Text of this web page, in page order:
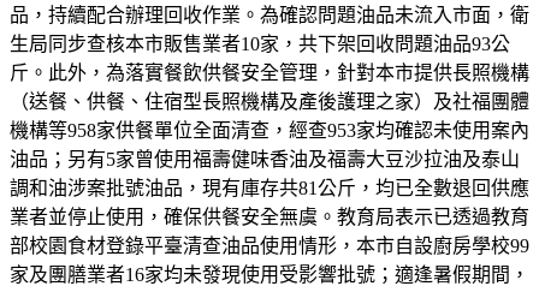
品，持續配合辦理回收作業。為確認問題油品未流入市面，衛
生局同步查核本市販售業者10家，共下架回收問題油品93公
斤。此外，為落實餐飲供餐安全管理，針對本市提供長照機構
（送餐、供餐、住宿型長照機構及產後護理之家）及社福團體
機構等958家供餐單位全面清查，經查953家均確認未使用案內
油品；另有5家曾使用福壽健味香油及福壽大豆沙拉油及泰山
調和油涉案批號油品，現有庫存共81公斤，均已全數退回供應
業者並停止使用，確保供餐安全無虞。教育局表示已透過教育
部校園食材登錄平臺清查油品使用情形，本市自設廚房學校99
家及團膳業者16家均未發現使用受影響批號；適逢暑假期間，